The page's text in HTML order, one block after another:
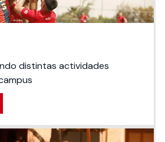
distintas actividades